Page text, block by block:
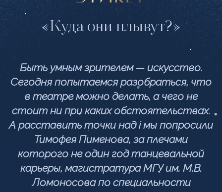
«Куда они плывут?»
Быть умным зрителем — искусство.
Сегодня попытаемся разобраться, что
в театре можно делать, а чего не
стоит ни при каких обстоятельствах.
А расставить точки над i мы попросили
Тимофея Пименова, за плечами
которого не один год танцевальной
карьеры, магистратура МГУ им. М.В.
Ломоносова по специальности